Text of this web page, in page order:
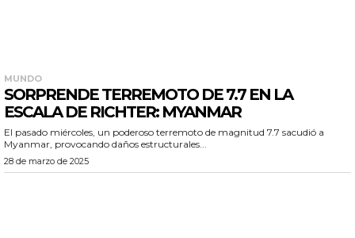
MUNDO
SORPRENDE TERREMOTO DE 7.7 EN LA
ESCALA DE RICHTER: MYANMAR
El pasado miércoles, un poderoso terremoto de magnitud 7.7 sacudió a
Myanmar, provocando daños estructurales...
28 de marzo de 2025